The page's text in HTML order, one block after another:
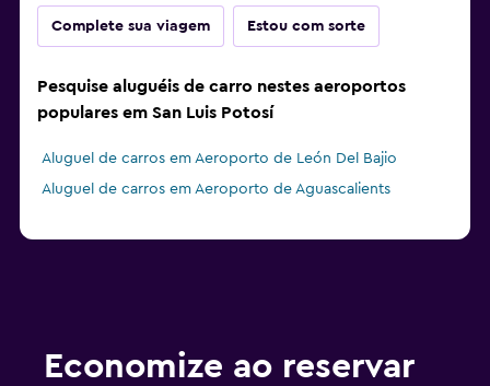
Complete sua viagem Estou com sorte
Pesquise aluguéis de carro nestes aeroportos
populares em San Luis Potosí
Aluguel de carros em Aeroporto de León Del Bajio
Aluguel de carros em Aeroporto de Aguascalients
Economize ao reservar